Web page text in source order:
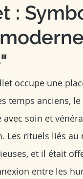
:
occupe une
temps anciens,
avec soin et
Les rituels liés
et il était
entre les